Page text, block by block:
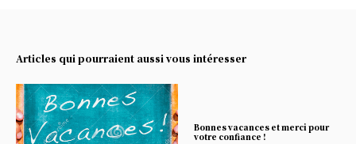
Articles qui pourraient aussi vous intéresser
Bonnes vacances et merci pour
votre confiance !